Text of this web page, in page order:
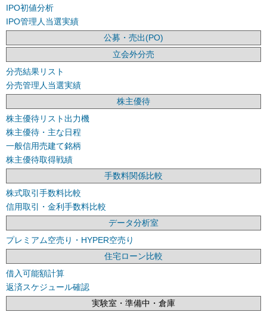
IPO初値分析
IPO管理人当選実績
公募・売出(PO)
立会外分売
分売結果リスト
分売管理人当選実績
株主優待
株主優待リスト出力機
株主優待・主な日程
一般信用売建て銘柄
株主優待取得戦績
手数料関係比較
株式取引手数料比較
信用取引・金利手数料比較
データ分析室
プレミアム空売り・HYPER空売り
住宅ローン比較
借入可能額計算
返済スケジュール確認
実験室・準備中・倉庫